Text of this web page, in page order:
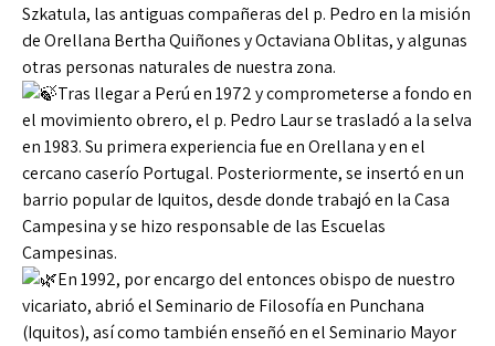
Szkatula, las antiguas compañeras del p. Pedro en la misión
de Orellana Bertha Quiñones y Octaviana Oblitas, y algunas
otras personas naturales de nuestra zona.
Tras llegar a Perú en 1972 y comprometerse a fondo en
el movimiento obrero, el p. Pedro Laur se trasladó a la selva
en 1983. Su primera experiencia fue en Orellana y en el
cercano caserío Portugal. Posteriormente, se insertó en un
barrio popular de Iquitos, desde donde trabajó en la Casa
Campesina y se hizo responsable de las Escuelas
Campesinas.
En 1992, por encargo del entonces obispo de nuestro
vicariato, abrió el Seminario de Filosofía en Punchana
(Iquitos), así como también enseñó en el Seminario Mayor